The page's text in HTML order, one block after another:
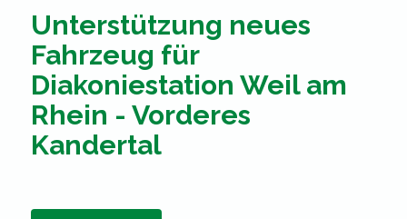
Unterstützung neues
Fahrzeug für
Diakoniestation Weil am
Rhein - Vorderes
Kandertal